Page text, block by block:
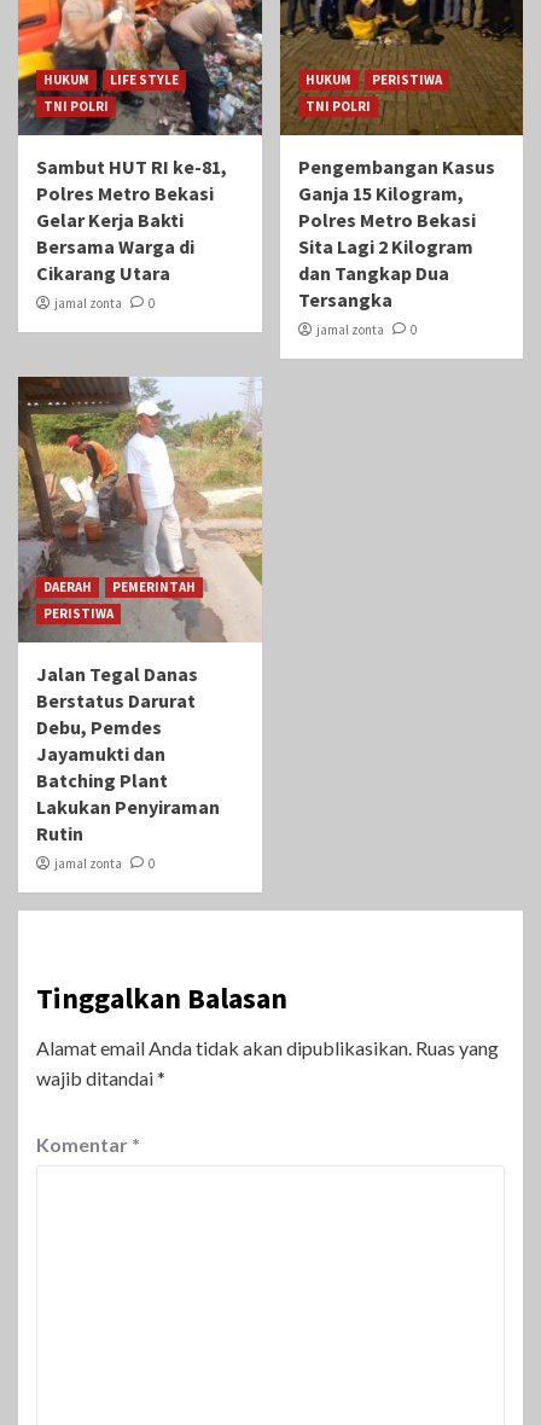
HUKUM
LIFE STYLE
TNI POLRI
Sambut HUT RI ke-81,
Polres Metro Bekasi
Gelar Kerja Bakti
Bersama Warga di
Cikarang Utara
jamal zonta 0
HUKUM
PERISTIWA
TNI POLRI
Pengembangan Kasus
Ganja 15 Kilogram,
Polres Metro Bekasi
Sita Lagi 2 Kilogram
dan Tangkap Dua
Tersangka
jamal zonta 0
DAERAH
PEMERINTAH
PERISTIWA
Jalan Tegal Danas
Berstatus Darurat
Debu, Pemdes
Jayamukti dan
Batching Plant
Lakukan Penyiraman
Rutin
jamal zonta 0
Tinggalkan Balasan
Alamat email Anda tidak akan dipublikasikan. Ruas yang
wajib ditandai*
Komentar *